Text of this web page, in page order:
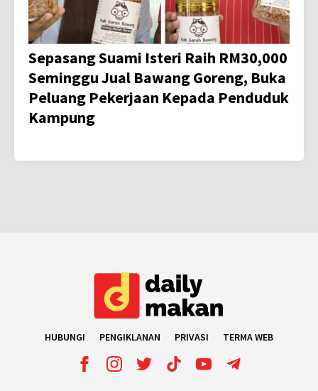
Sepasang Suami Isteri Raih RM30,000
Seminggu Jual Bawang Goreng, Buka
Peluang Pekerjaan Kepada Penduduk
Kampung
HUBUNGI PENGIKLANAN PRIVASI TERMA WEB